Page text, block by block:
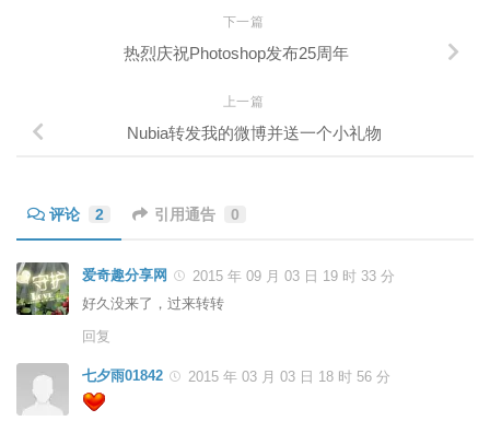
下一篇
热烈庆祝Photoshop发布25周年
上一篇
Nubia转发我的微博并送一个小礼物
评论 2 引用通告 0
爱奇趣分享网
2015 年 09 月 03 日 19 时 33 分
好久没来了，过来转转
回复
七夕雨01842 2015 年 03 月 03 日 18 时 56 分